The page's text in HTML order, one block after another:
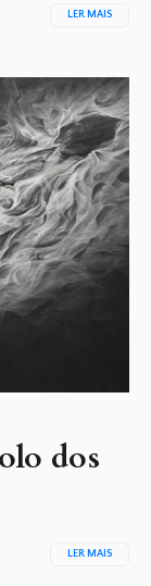
LER MAIS
dos
LER MAIS